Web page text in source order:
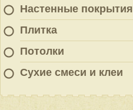
Настенные покрытия
Плитка
Потолки
Сухие смеси и клеи